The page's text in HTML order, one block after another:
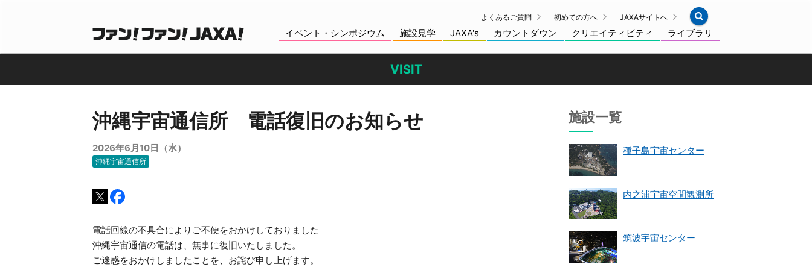
よくあるご質問 初めての方へ JAXAサイトへ
イベント・シンポジウム 施設見学 JAXA's カウントダウン クリエイティビティ ライブラリ
VISIT
沖縄宇宙通信所 電話復旧のお知らせ
2026年6月10日（水）
沖縄宇宙通信所
電話回線の不具合によりご不便をおかけしておりました
沖縄宇宙通信の電話は、無事に復旧いたしました。
ご迷惑をおかけしましたことを、お詫び申し上げます。
施設一覧
種子島宇宙センター
内之浦宇宙空間観測所
筑波宇宙センター